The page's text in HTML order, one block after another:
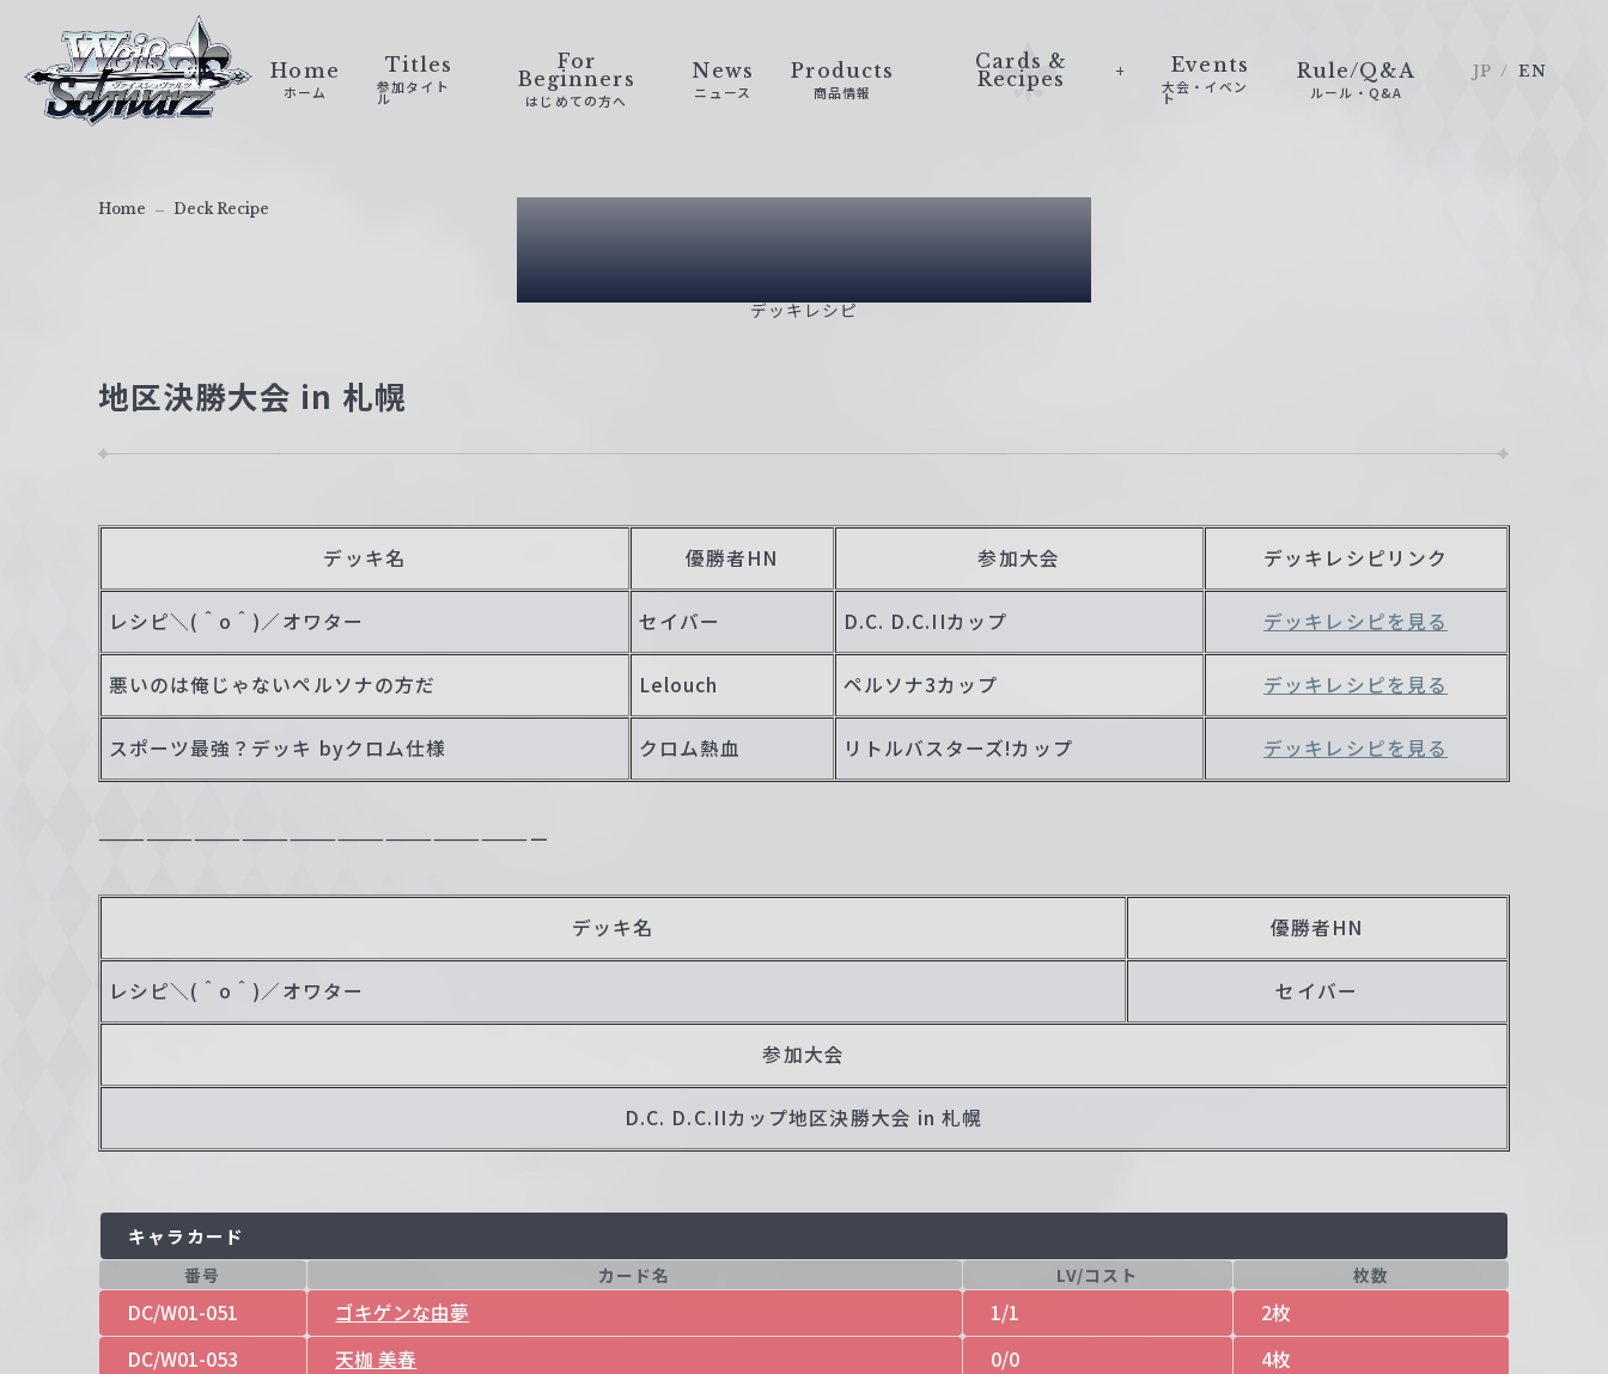
ァ
Home
ホーム
Titles
参加タイト
ル
For
Beginners
はじめての方へ
News
ニュース
Products
商品情報
Cards &
Recipes
Events
大会・イベン
ト
Rule/Q&A
ルール・Q&A
JP EN
Deck Recipe
デッキレシピ
Home Deck Recipe
地区決勝大会 in 札幌
デッキ名 優勝者HN 参加大会 デッキレシピリンク
レシピ＼(＾o＾)／オワター セイバー D.C. D.C.IIカップ デッキレシピを見る
悪いのは俺じゃないペルソナの方だ Lelouch ペルソナ3カップ デッキレシピを見る
スポーツ最強？デッキ byクロム仕様 クロム熱血 リトルバスターズ!カップ デッキレシピを見る
————————————————————————————
デッキ名 優勝者HN
レシピ＼(＾o＾)／オワター セイバー
参加大会
D.C. D.C.IIカップ地区決勝大会 in 札幌
キャラカード
番号 カード名 LV/コスト 枚数
DC/W01-051 ゴキゲンな由夢 1/1
2枚
DC/W01-053
天枷 美春 0/0
4枚